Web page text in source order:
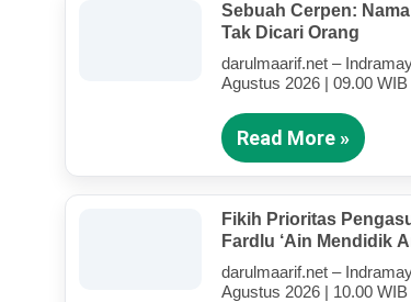
Sebuah Cerpen:
Tak Dicari Orang
darulmaarif.net –
Agustus 2026 | 09.00
Read More »
Fikih Prioritas
Fardlu ‘Ain Mendidik
Kandung Di Tengah
Mengajar
darulmaarif.net –
Agustus 2026 | 10.00